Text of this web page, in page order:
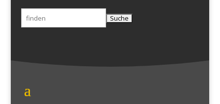
Suchen
nach: